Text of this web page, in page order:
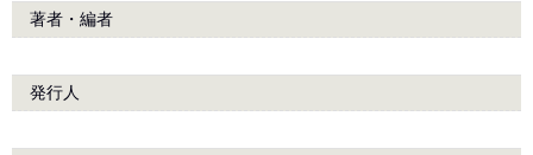
著者・編者
発行人